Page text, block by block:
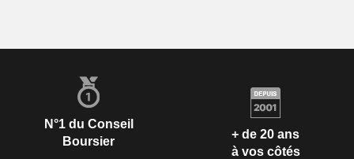
N°1 du Conseil
Boursier
+ de 20 ans
à vos côtés